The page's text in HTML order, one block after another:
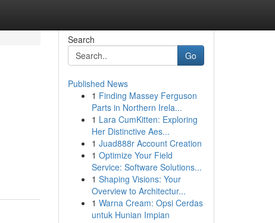
Search
Go
Published News
1 Finding Massey Ferguson
Parts in Northern Irela...
1 Lara CumKitten: Exploring
Her Distinctive Aes...
1 Juad888r Account Creation
1 Optimize Your Field
Service: Software Solutions...
1 Shaping Visions: Your
Overview to Architectur...
1 Warna Cream: Opsi Cerdas
untuk Hunian Impian